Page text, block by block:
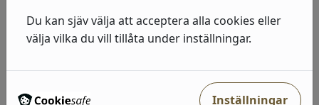
Du kan sjäv välja att acceptera alla cookies eller
välja vilka du vill tillåta under inställningar.
Inställningar